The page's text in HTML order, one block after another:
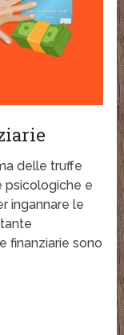
delle truffe
psicologiche e
ingannare le
finanziarie sono